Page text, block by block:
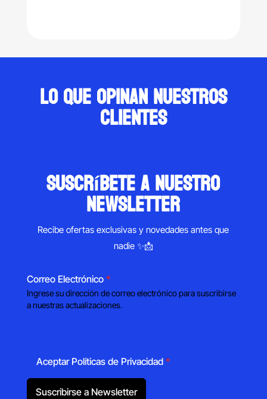
Lo que opinan nuestros
clientes
suscríbete a nuestro
newsletter
Recibe ofertas exclusivas y novedades antes que
nadie ✨📩
Correo Electrónico *
Ingrese su dirección de correo electrónico para suscribirse
a nuestras actualizaciones.
Aceptar Políticas de Privacidad *
Suscribirse a Newsletter